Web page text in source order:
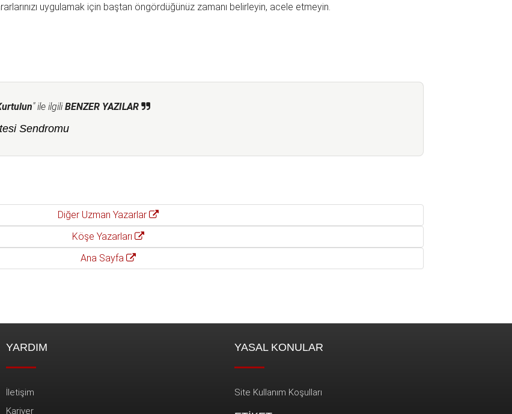
uygulamak için baştan öngördüğünüz zamanı belirleyin, acele etmeyin.
" ile ilgiliBENZER YAZILAR
Sendromu
Diğer Uzman Yazarlar
Köşe Yazarları
Ana Sayfa
YARDIM
İletişim
Kariyer
YASAL KONULAR
Site Kullanım Koşulları